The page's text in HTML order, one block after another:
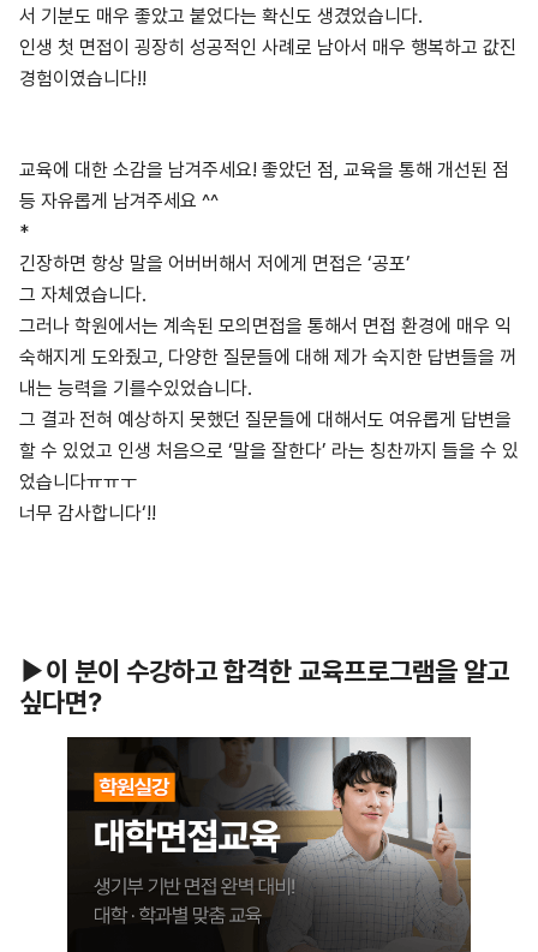
서 기분도 매우 좋았고 붙었다는 확신도 생겼었습니다.
인생 첫 면접이 굉장히 성공적인 사례로 남아서 매우 행복하고 값진
경험이였습니다!!
교육에 대한 소감을 남겨주세요! 좋았던 점, 교육을 통해 개선된 점
등 자유롭게 남겨주세요 ^^
*
긴장하면 항상 말을 어버버해서 저에게 면접은 ‘공포’
그 자체였습니다.
그러나 학원에서는 계속된 모의면접을 통해서 면접 환경에 매우 익
숙해지게 도와줬고, 다양한 질문들에 대해 제가 숙지한 답변들을 꺼
내는 능력을 기를수있었습니다.
그 결과 전혀 예상하지 못했던 질문들에 대해서도 여유롭게 답변을
할 수 있었고 인생 처음으로 ‘말을 잘한다’ 라는 칭찬까지 들을 수 있
었습니다ㅠㅠㅜ
너무 감사합니다‘!!
▶이 분이 수강하고 합격한 교육프로그램을 알고
싶다면?